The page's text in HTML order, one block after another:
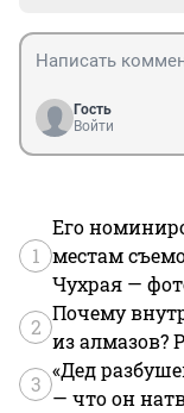
Гость
Войти
1
Его
местам
Чухрая —
2
Почему
из алмазов?
3
«Дед
— что он